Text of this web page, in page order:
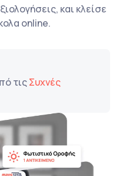
και κλείσε
online.
τιςΣυχνές